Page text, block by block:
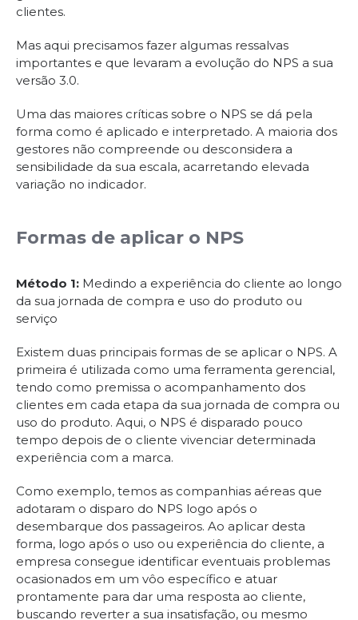
clientes.
Mas aqui precisamos fazer algumas ressalvas
importantes e que levaram a evolução do NPS a sua
versão 3.0.
Uma das maiores críticas sobre o NPS se dá pela
forma como é aplicado e interpretado. A maioria dos
gestores não compreende ou desconsidera a
sensibilidade da sua escala, acarretando elevada
variação no indicador.
Formas de aplicar o NPS
Método 1: Medindo a experiência do cliente ao longo
da sua jornada de compra e uso do produto ou
serviço
Existem duas principais formas de se aplicar o NPS. A
primeira é utilizada como uma ferramenta gerencial,
tendo como premissa o acompanhamento dos
clientes em cada etapa da sua jornada de compra ou
uso do produto. Aqui, o NPS é disparado pouco
tempo depois de o cliente vivenciar determinada
experiência com a marca.
Como exemplo, temos as companhias aéreas que
adotaram o disparo do NPS logo após o
desembarque dos passageiros. Ao aplicar desta
forma, logo após o uso ou experiência do cliente, a
empresa consegue identificar eventuais problemas
ocasionados em um vôo específico e atuar
prontamente para dar uma resposta ao cliente,
buscando reverter a sua insatisfação, ou mesmo